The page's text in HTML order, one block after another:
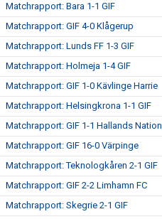
Matchrapport: Bara 1-1 GIF
Matchrapport: GIF 4-0 Klågerup
Matchrapport: Lunds FF 1-3 GIF
Matchrapport: Holmeja 1-4 GIF
Matchrapport: GIF 1-0 Kävlinge Harrie
Matchrapport: Helsingkrona 1-1 GIF
Matchrapport: GIF 1-1 Hallands Nation
Matchrapport: GIF 16-0 Värpinge
Matchrapport: Teknologkåren 2-1 GIF
Matchrapport: GIF 2-2 Limhamn FC
Matchrapport: Skegrie 2-1 GIF